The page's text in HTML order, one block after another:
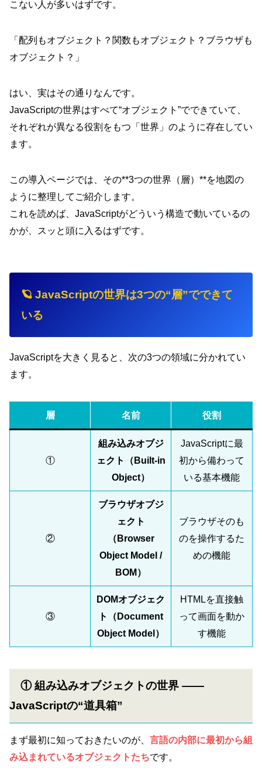
こない人が多いはずです。
「配列もオブジェクト？関数もオブジェクト？ブラウザも
オブジェクト？」
はい、実はその通りなんです。
JavaScriptの世界はすべて“オブジェクト”でできていて、
それぞれが異なる役割をもつ「世界」のように存在してい
ます。
この導入ページでは、その**3つの世界（層）**を地図の
ように整理してご紹介します。
これを読めば、JavaScriptがどういう構造で動いているの
かが、スッと頭に入るはずです。
🪐 JavaScriptの世界は3つの“層”でできて
いる
JavaScriptを大きく見ると、次の3つの領域に分かれてい
ます。
層 名前 役割
①
組み込みオブジ
ェクト（Built-in
Object）
JavaScriptに最
初から備わって
いる基本機能
②
ブラウザオブジ
ェクト
（Browser
Object Model /
BOM）
ブラウザそのも
のを操作するた
めの機能
③
DOMオブジェク
ト（Document
Object Model）
HTMLを直接触
って画面を動か
す機能
① 組み込みオブジェクトの世界 ――
JavaScriptの“道具箱”
まず最初に知っておきたいのが、 言語の内部に最初から組
み込まれているオブジェクトたちです。